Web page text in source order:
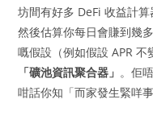
坊間有好多 DeFi 收益計
然後估算你每日會賺到幾
嘅假設（例如假設 APR
「礦池資訊聚合器」 。佢
咁話你知「而家發生緊咩事